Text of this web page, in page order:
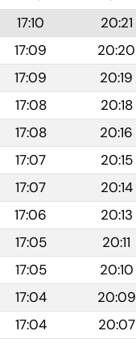
17:10 20:21
17:09 20:20
17:09 20:19
17:08 20:18
17:08 20:16
17:07 20:15
17:07 20:14
17:06 20:13
17:05 20:11
17:05 20:10
17:04 20:09
17:04 20:07